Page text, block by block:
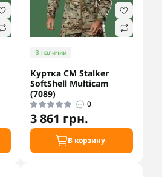
В наличии
Куртка CM Stalker
SoftShell Multicam
(7089)
0
3 861 грн.
В корзину